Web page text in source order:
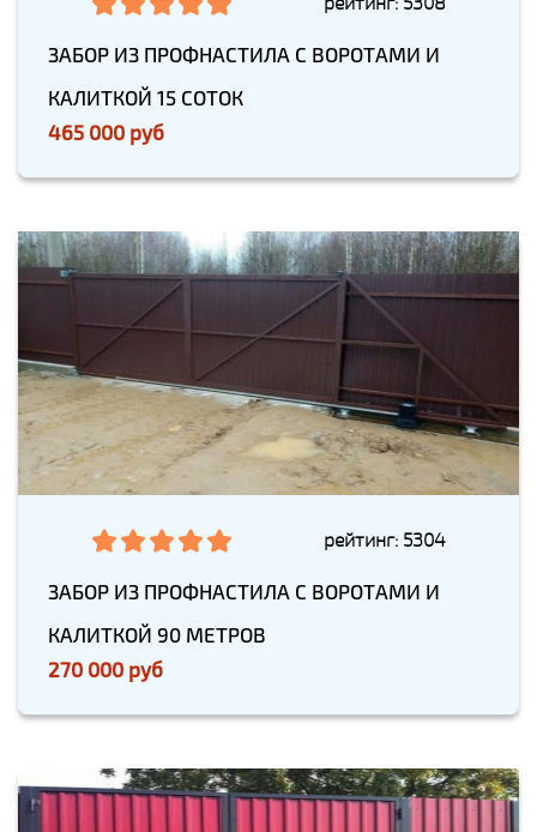
ЗАБОР ИЗ ПРОФНАСТИЛА С ВОРОТАМИ И
КАЛИТКОЙ 15 СОТОК
465 000 руб
рейтинг: 5304
ЗАБОР ИЗ ПРОФНАСТИЛА С ВОРОТАМИ И
КАЛИТКОЙ 90 МЕТРОВ
270 000 руб